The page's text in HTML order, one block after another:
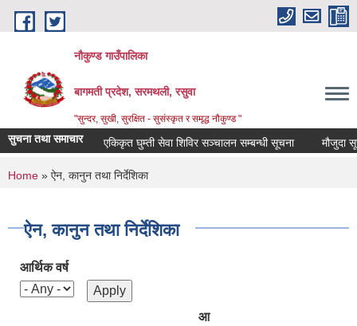
Skip to main content
नौकुण्ड गाउँपालिका
बागमती प्रदेश, सरमथली, रसुवा
"सुन्दर, सुखी, सुरक्षित - सुसंस्कृत र समृद्ध नौकुण्ड "
सुचना तथा समाचार एकिकृत घुम्ती सेवा शिविर सञ्‍चालन सम्बन्धी सूचना मौजुदा
You are here
Home » ऐन, कानुन तथा निर्देशिका
ऐन, कानुन तथा निर्देशिका
आर्थिक वर्ष
आ